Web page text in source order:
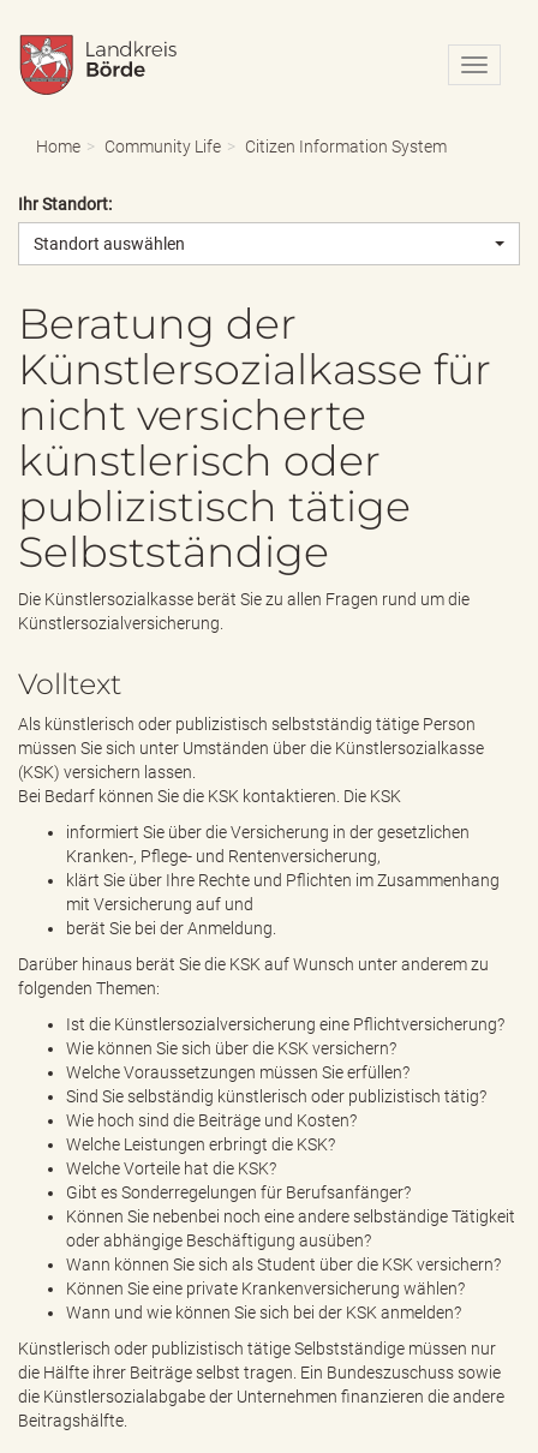
N
a
o
-
Home Community Life Citizen Information System
Ihr Standort:
Standort auswählen
Beratung der
Künstlersozialkasse für
nicht versicherte
künstlerisch oder
publizistisch tätige
Selbstständige
Die Künstlersozialkasse berät Sie zu allen Fragen rund um die
Künstlersozialversicherung.
Volltext
Als künstlerisch oder publizistisch selbstständig tätige Person
müssen Sie sich unter Umständen über die Künstlersozialkasse
(KSK) versichern lassen.
Bei Bedarf können Sie die KSK kontaktieren. Die KSK
informiert Sie über die Versicherung in der gesetzlichen
Kranken-, Pflege- und Rentenversicherung,
klärt Sie über Ihre Rechte und Pflichten im Zusammenhang
mit Versicherung auf und
berät Sie bei der Anmeldung.
Darüber hinaus berät Sie die KSK auf Wunsch unter anderem zu
folgenden Themen:
Ist die Künstlersozialversicherung eine Pflichtversicherung?
Wie können Sie sich über die KSK versichern?
Welche Voraussetzungen müssen Sie erfüllen?
Sind Sie selbständig künstlerisch oder publizistisch tätig?
Wie hoch sind die Beiträge und Kosten?
Welche Leistungen erbringt die KSK?
Welche Vorteile hat die KSK?
Gibt es Sonderregelungen für Berufsanfänger?
Können Sie nebenbei noch eine andere selbständige Tätigkeit
oder abhängige Beschäftigung ausüben?
Wann können Sie sich als Student über die KSK versichern?
Können Sie eine private Krankenversicherung wählen?
Wann und wie können Sie sich bei der KSK anmelden?
Künstlerisch oder publizistisch tätige Selbstständige müssen nur
die Hälfte ihrer Beiträge selbst tragen. Ein Bundeszuschuss sowie
die Künstlersozialabgabe der Unternehmen finanzieren die andere
Beitragshälfte.